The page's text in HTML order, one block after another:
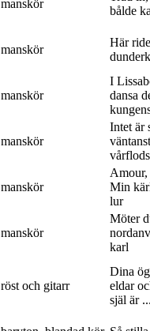
manskör
bålde
manskör
Här
manskör
I
dansa
manskör
Intet är
manskör
Min
lur
manskör
Möter
karl
röst och gitarr
Dina
eldar
själ är